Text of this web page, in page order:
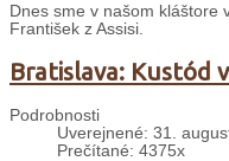
Dnes sme v našom kláštore
František z Assisi.
Bratislava: Kustód
Podrobnosti
Uverejnené: 31.
Prečítané: 4375x